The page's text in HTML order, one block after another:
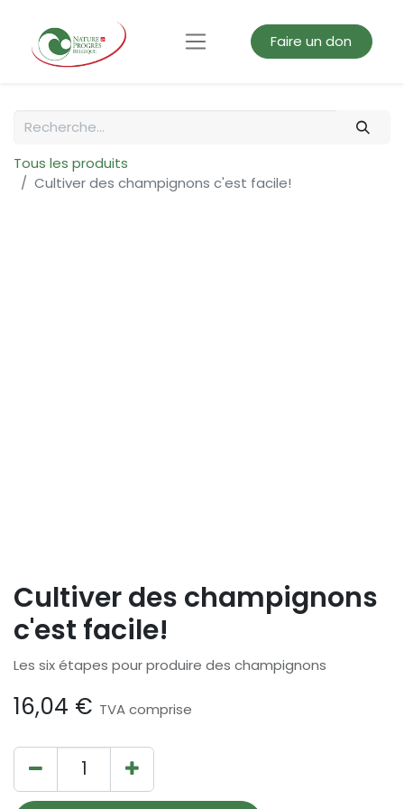
Faire un don
Tous les produits
Cultiver des champignons c'est facile!
Cultiver des champignons
c'est facile!
Les six étapes pour produire des champignons
16,04 € TVA comprise